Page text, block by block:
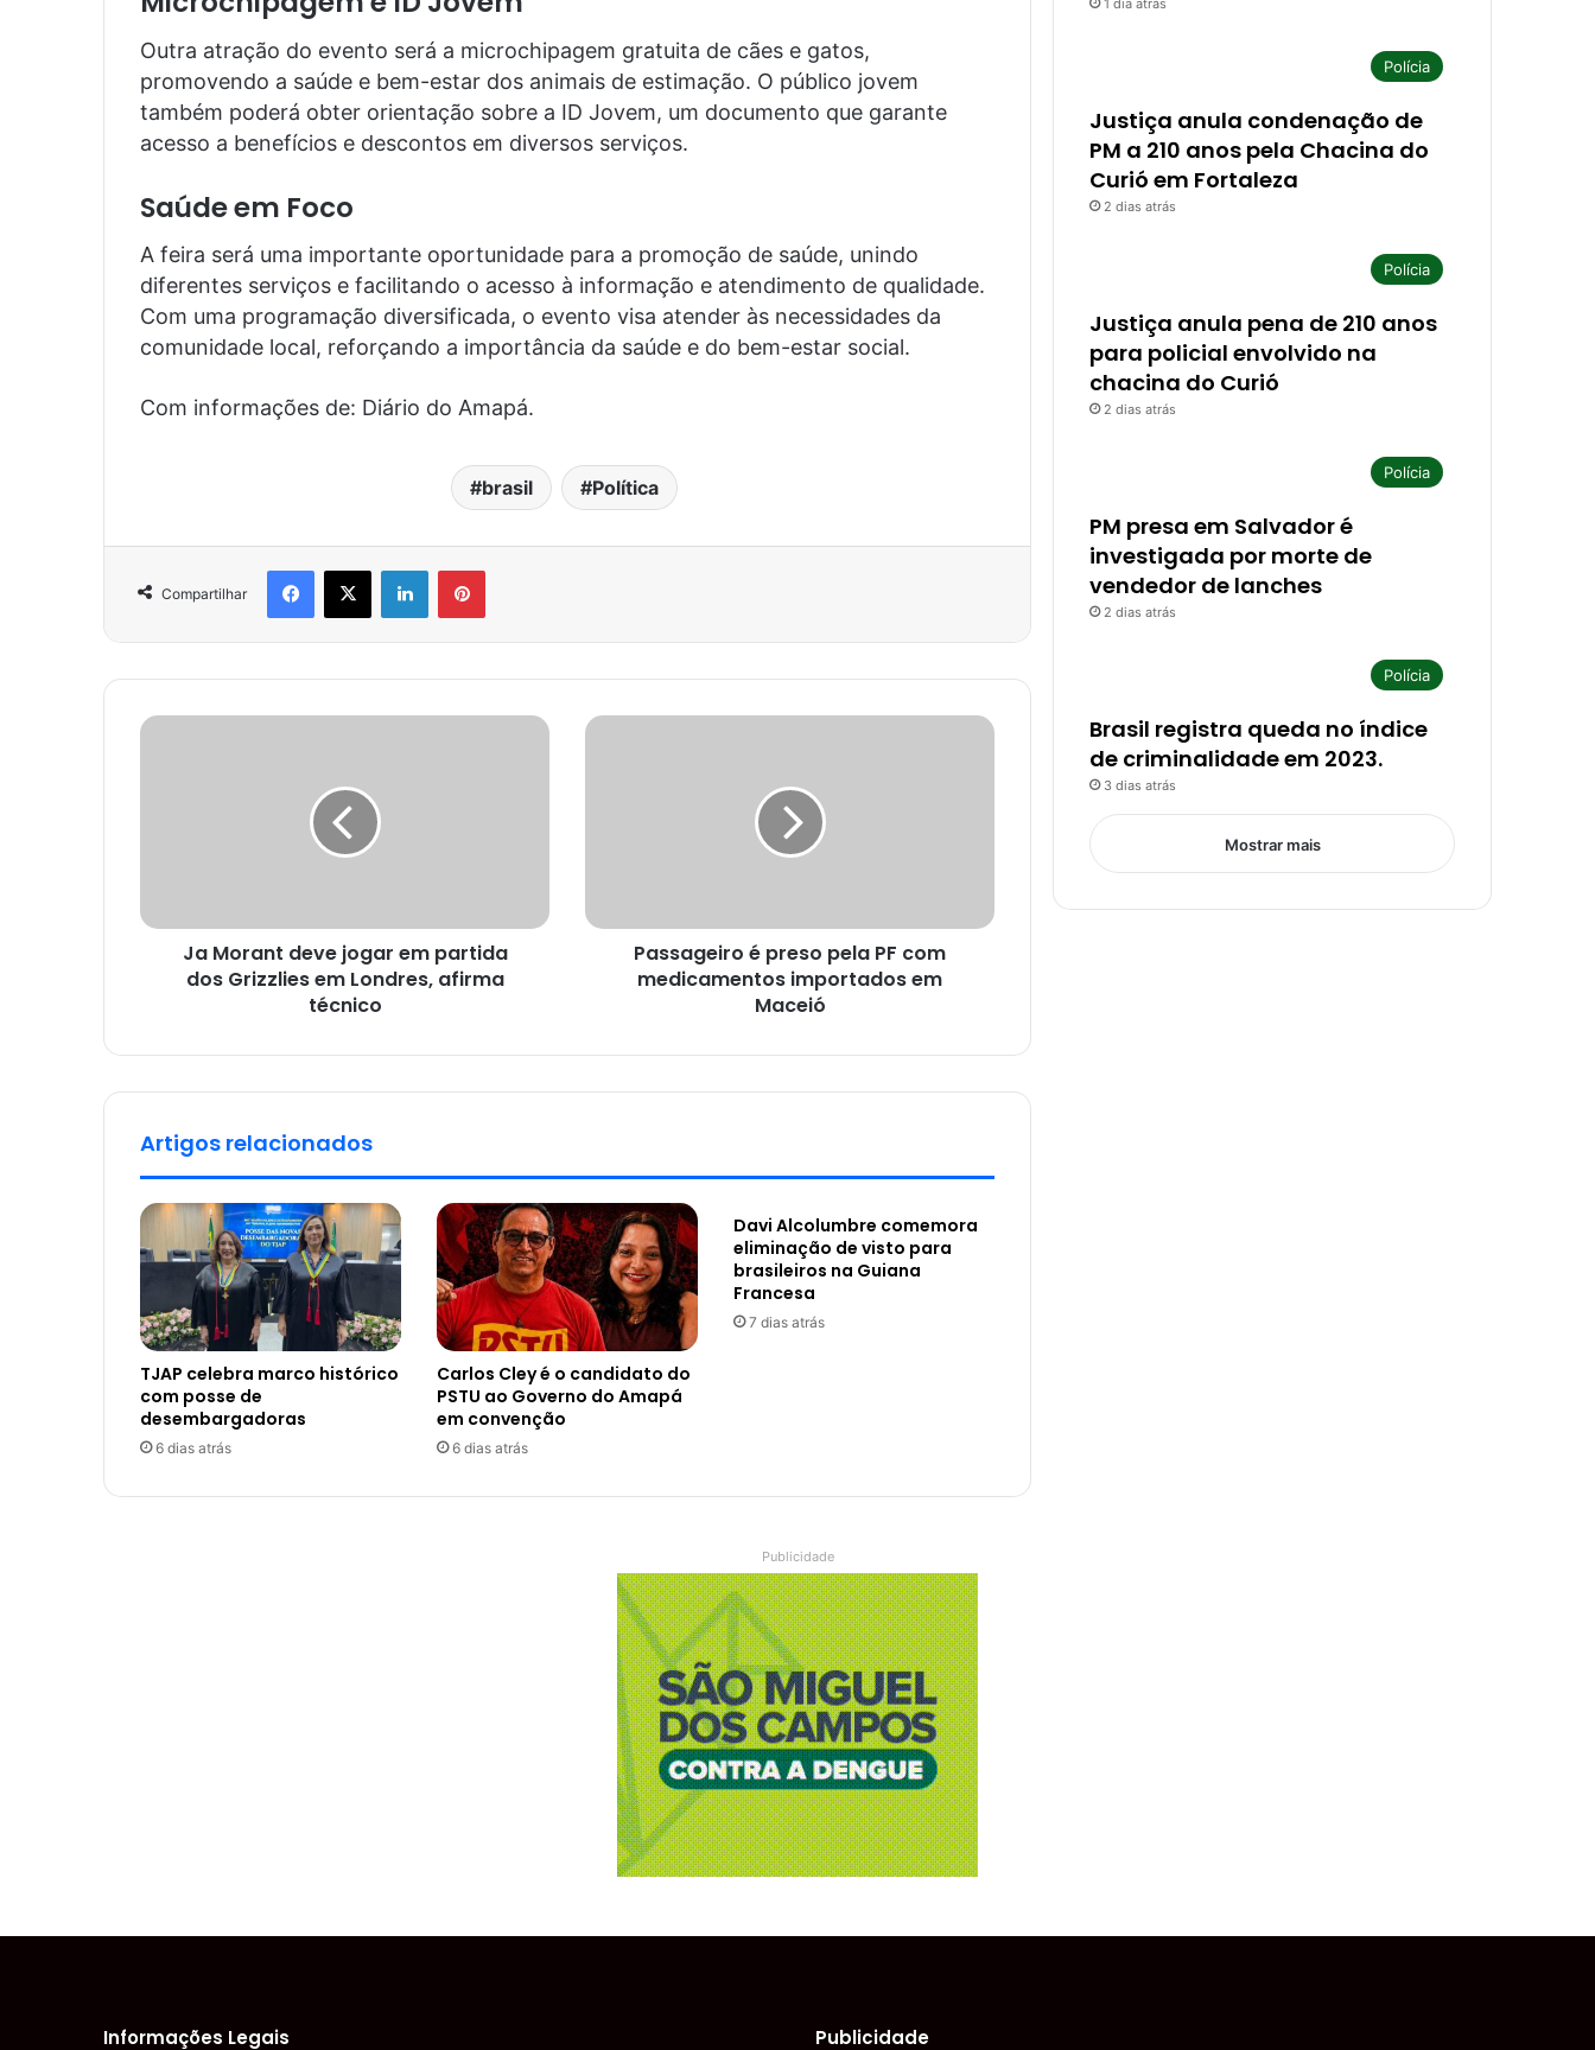
Outra atração do evento será a microchipagem gratuita de cães e gatos,
promovendo a saúde e bem-estar dos animais de estimação. O público jovem
também poderá obter orientação sobre a ID Jovem, um documento que garante
acesso a benefícios e descontos em diversos serviços.
Saúde em Foco
A feira será uma importante oportunidade para a promoção de saúde, unindo
diferentes serviços e facilitando o acesso à informação e atendimento de qualidade.
Com uma programação diversificada, o evento visa atender às necessidades da
comunidade local, reforçando a importância da saúde e do bem-estar social.
Com informações de: Diário do Amapá.
brasil Política
Compartilhar
Facebook
X LinkedinPinterest
Ja Morant deve jogar em partida
dos Grizzlies em Londres, afirma
técnico
Passageiro é preso pela PF com
medicamentos importados em
Maceió
Artigos relacionados
TJAP celebra marco histórico
com posse de
desembargadoras
6 dias atrás
Carlos Cley é o candidato do
PSTU ao Governo do Amapá
em convenção
6 dias atrás
Davi Alcolumbre comemora
eliminação de visto para
brasileiros na Guiana
Francesa
7 dias atrás
1 dia atrás
Polícia
Justiça anula condenação de
PM a 210 anos pela Chacina do
Curió em Fortaleza
2 dias atrás
Polícia
Justiça anula pena de 210 anos
para policial envolvido na
chacina do Curió
2 dias atrás
Polícia
PM presa em Salvador é
investigada por morte de
vendedor de lanches
2 dias atrás
Polícia
Brasil registra queda no índice
de criminalidade em 2023.
3 dias atrás
Mostrar mais
Publicidade
Informações Legais Publicidade